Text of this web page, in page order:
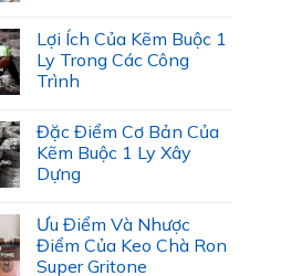
Lợi Ích Của Kẽm Buộc 1
Ly Trong Các Công
Trình
Đặc Điểm Cơ Bản Của
Kẽm Buộc 1 Ly Xây
Dựng
Ưu Điểm Và Nhược
Điểm Của Keo Chà Ron
Super Gritone